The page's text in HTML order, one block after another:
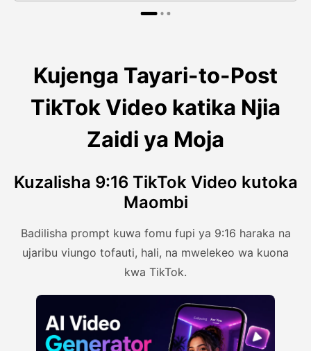
Kujenga Tayari-to-Post
TikTok Video katika Njia
Zaidi ya Moja
Kuzalisha 9:16 TikTok Video kutoka
Maombi
Badilisha prompt kuwa fomu fupi ya 9:16 haraka na
ujaribu viungo tofauti, hali, na mwelekeo wa kuona
kwa TikTok.